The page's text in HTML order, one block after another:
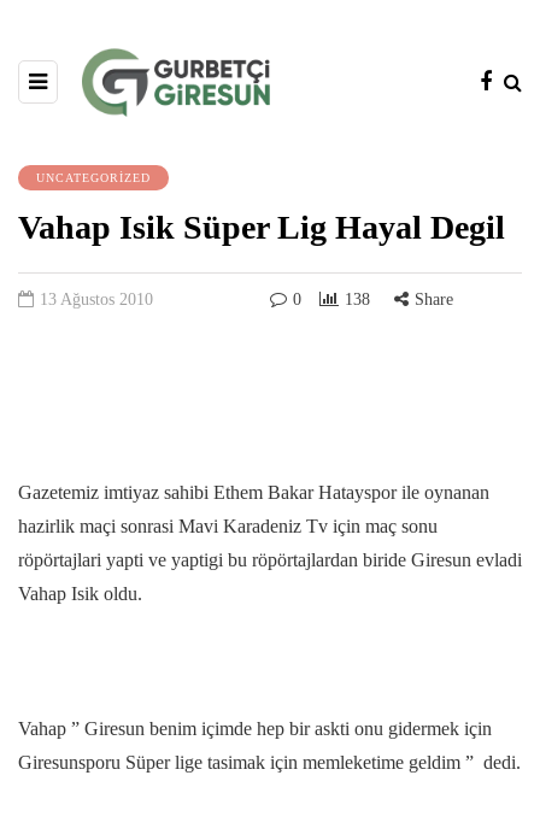
UNCATEGORIZED
Vahap Isik Süper Lig Hayal Degil
13 Ağustos 2010 0 138 Share
Gazetemiz imtiyaz sahibi Ethem Bakar Hatayspor ile oynanan
hazirlik maçi sonrasi Mavi Karadeniz Tv için maç sonu
röpörtajlari yapti ve yaptigi bu röpörtajlardan biride Giresun evladi
Vahap Isik oldu.
Vahap ” Giresun benim içimde hep bir askti onu gidermek için
Giresunsporu Süper lige tasimak için memleketime geldim ” dedi.